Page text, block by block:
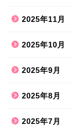
2025年11月
2025年10月
2025年9月
2025年8月
2025年7月